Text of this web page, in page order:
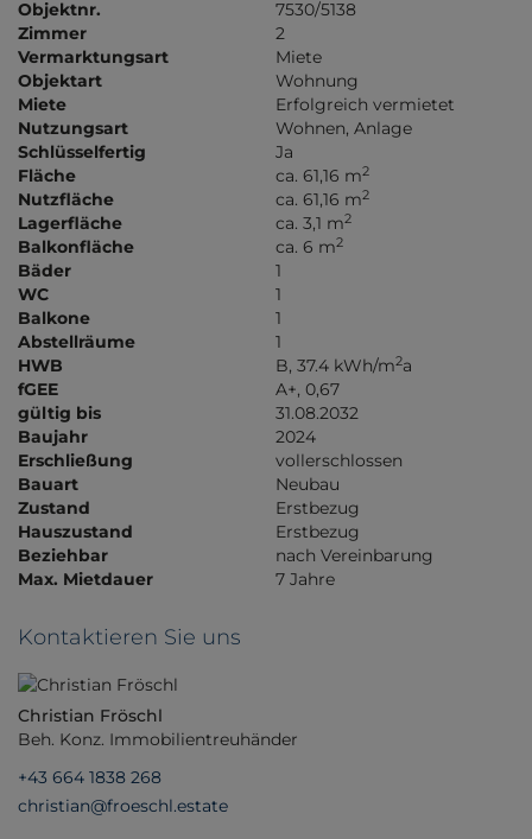
Objektnr.
7530/5138
Zimmer
2
Vermarktungsart
Miete
Objektart
Wohnung
Miete
Erfolgreich vermietet
Nutzungsart
Wohnen Anlage
Schlüsselfertig
Ja
Fläche
ca. 61,16 m2
Nutzfläche ca. 61,16 m2
Lagerfläche ca. 3,1 m2
Balkonfläche ca. 6 m2
Bäder
1
WC
1
Balkone
1
Abstellräume
1
HWB
B, 37.4 kWh/m2a
fGEE
A+, 0,67
gültig bis
31.08.2032
Baujahr
2024
Erschließung
vollerschlossen
Bauart
Neubau
Zustand
Erstbezug
Hauszustand
Erstbezug
Beziehbar
nach Vereinbarung
Max. Mietdauer
7 Jahre
Kontaktieren Sie uns
Christian Fröschl
Beh. Konz. Immobilientreuhänder
+43 664 1838 268
christian@froeschl.estate